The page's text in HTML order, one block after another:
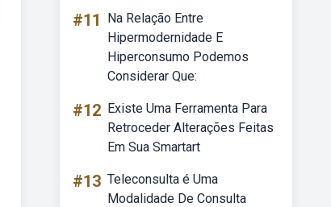
#11
Na Relação Entre
Hipermodernidade E
Hiperconsumo Podemos
Considerar Que:
#12 Existe Uma Ferramenta Para
Retroceder Alterações Feitas
Em Sua Smartart
#13 Teleconsulta é Uma
Modalidade De Consulta